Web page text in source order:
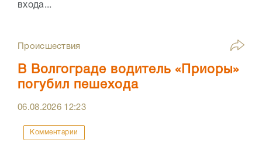
входа...
Происшествия
В Волгограде водитель «Приоры»
погубил пешехода
06.08.2026 12:23
Комментарии